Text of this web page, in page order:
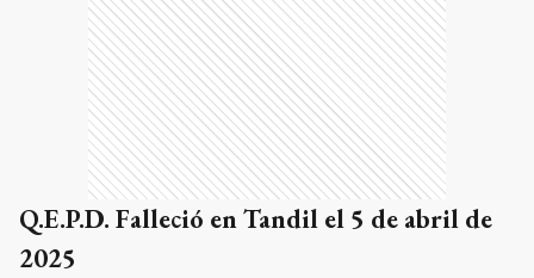
Q.E.P.D. Falleció en Tandil el 5 de abril de
2025